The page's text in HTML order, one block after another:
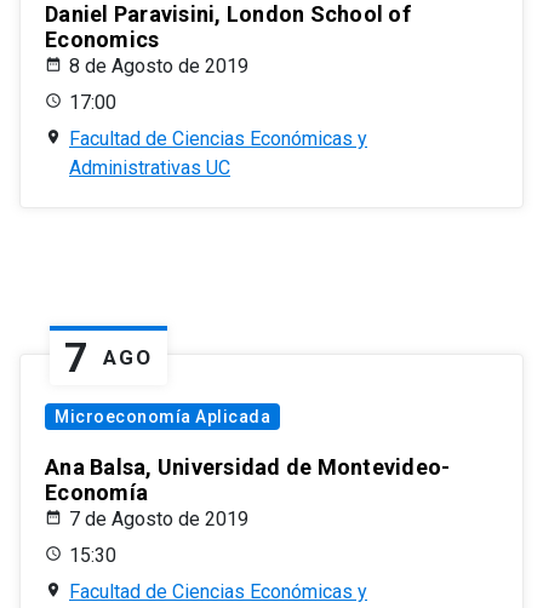
Daniel Paravisini, London School of
Economics
8 de Agosto de 2019
17:00
Facultad de Ciencias Económicas y
Administrativas UC
7 AGO
Microeconomía Aplicada
Ana Balsa, Universidad de Montevideo-
Economía
7 de Agosto de 2019
15:30
Facultad de Ciencias Económicas y